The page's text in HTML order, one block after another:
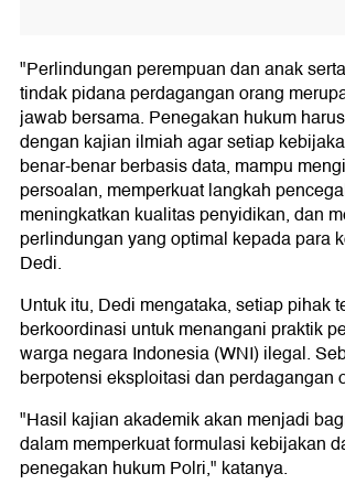
"Perlindungan perempuan dan anak
tindak pidana perdagangan orang
jawab bersama. Penegakan hukum
dengan kajian ilmiah agar setiap
benar-benar berbasis data, mampu
persoalan, memperkuat langkah
meningkatkan kualitas penyidikan, dan
perlindungan yang optimal kepada para
Dedi.
Untuk itu, Dedi mengataka, setiap pihak
berkoordinasi untuk menangani praktik
warga negara Indonesia (WNI) ilegal.
berpotensi eksploitasi dan perdagangan
"Hasil kajian akademik akan menjadi
dalam memperkuat formulasi kebijakan
penegakan hukum Polri," katanya.